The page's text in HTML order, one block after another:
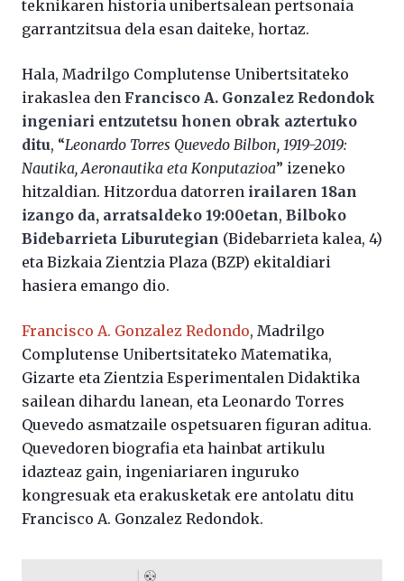
teknikaren historia unibertsalean pertsonaia
garrantzitsua dela esan daiteke, hortaz.
Hala, Madrilgo Complutense Unibertsitateko
irakaslea den Francisco A. Gonzalez Redondok
ingeniari entzutetsu honen obrak aztertuko
ditu, “Leonardo Torres Quevedo Bilbon, 1919-2019:
Nautika, Aeronautika eta Konputazioa” izeneko
hitzaldian. Hitzordua datorren irailaren 18an
izango da, arratsaldeko 19:00etan, Bilboko
Bidebarrieta Liburutegian (Bidebarrieta kalea, 4)
eta Bizkaia Zientzia Plaza (BZP) ekitaldiari
hasiera emango dio.
Francisco A. Gonzalez Redondo, Madrilgo
Complutense Unibertsitateko Matematika,
Gizarte eta Zientzia Esperimentalen Didaktika
sailean dihardu lanean, eta Leonardo Torres
Quevedo asmatzaile ospetsuaren figuran aditua.
Quevedoren biografia eta hainbat artikulu
idazteaz gain, ingeniariaren inguruko
kongresuak eta erakusketak ere antolatu ditu
Francisco A. Gonzalez Redondok.